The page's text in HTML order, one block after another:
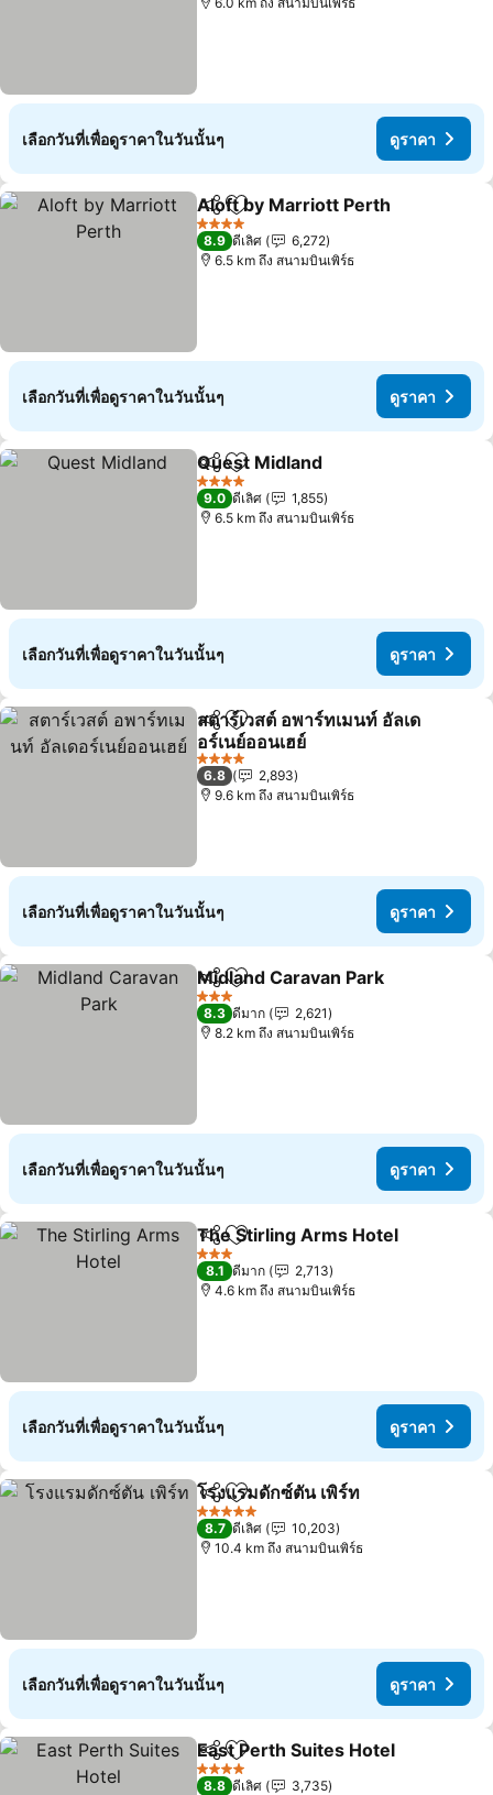
เลือกวันที่เพื่อดูราคาในวันนั้นๆ ดูราคา
แชร์ เพิ่มในรายการโปรด
Aloft by Marriott Perth
4 ดาว
8.9 ดีเลิศ
6,272
6.5 km ถึง สนามบินเพิร์ธ
เลือกวันที่เพื่อดูราคาในวันนั้นๆ ดูราคา
แชร์ เพิ่มในรายการโปรด
Quest Midland
4 ดาว
9.0 ดีเลิศ
1,855
6.5 km ถึง สนามบินเพิร์ธ
เลือกวันที่เพื่อดูราคาในวันนั้นๆ ดูราคา
แชร์ เพิ่มในรายการโปรด
สตาร์เวสต์ อพาร์ทเมนท์ อัลเด
อร์เนย์ออนเฮย์
ดูราคา
4 ดาว
6.8
2,893
9.6 km ถึง สนามบินเพิร์ธ
เลือกวันที่เพื่อดูราคาในวันนั้นๆ ดูราคา
แชร์ เพิ่มในรายการโปรด
Midland Caravan Park
3 ดาว
8.3 ดีมาก
2,621
8.2 km ถึง สนามบินเพิร์ธ
เลือกวันที่เพื่อดูราคาในวันนั้นๆ ดูราคา
แชร์ เพิ่มในรายการโปรด
The Stirling Arms Hotel
3 ดาว
8.1 ดีมาก
2,713
4.6 km ถึง สนามบินเพิร์ธ
เลือกวันที่เพื่อดูราคาในวันนั้นๆ ดูราคา
แชร์ เพิ่มในรายการโปรด
โรงแรมดักซ์ตัน เพิร์ท
5 ดาว
8.7 ดีเลิศ
10,203
10.4 km ถึง สนามบินเพิร์ธ
เลือกวันที่เพื่อดูราคาในวันนั้นๆ ดูราคา
แชร์ เพิ่มในรายการโปรด
East Perth Suites Hotel
4 ดาว
8.8 ดีเลิศ
3,735